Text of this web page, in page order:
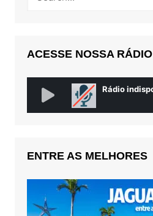
ACESSE NOSSA RÁDIO
ENTRE AS MELHORES